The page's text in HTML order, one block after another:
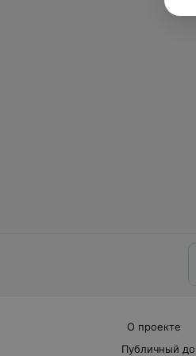
О проекте
Публичный